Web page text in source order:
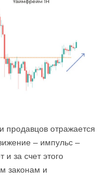
продавцов отражается
– импульс –
за счет этого
законам и